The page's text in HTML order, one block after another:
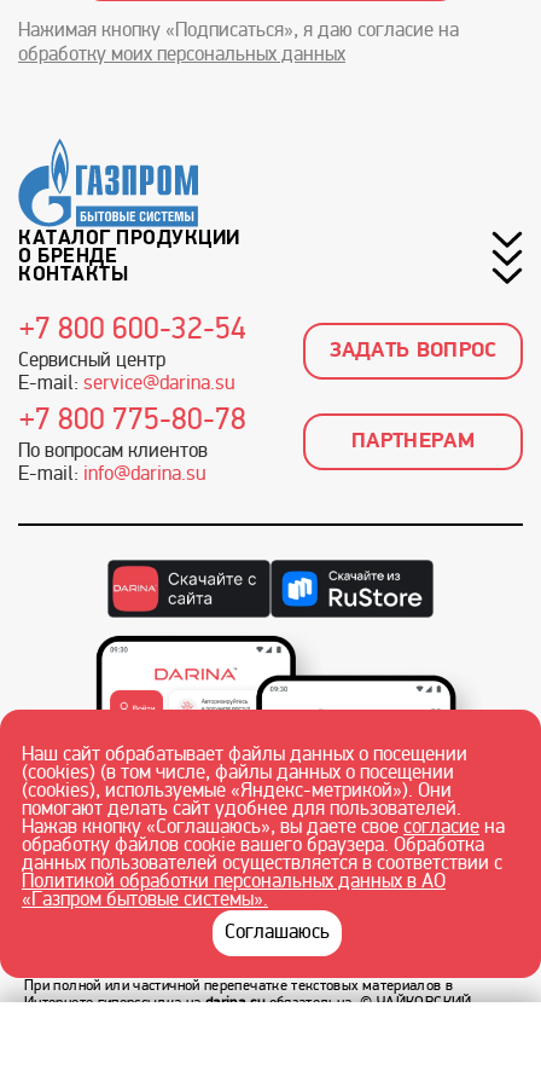
Нажимая кнопку «Подписаться», я даю согласие на
обработку моих персональных данных
КАТАЛОГ ПРОДУКЦИИ
О БРЕНДЕ
КОНТАКТЫ
+7 800 600-32-54
Сервисный центр
E-mail: service@darina.su
ЗАДАТЬ ВОПРОС
+7 800 775-80-78
По вопросам клиентов
E-mail: info@darina.su
ПАРТНЕРАМ
При полной или частичной перепечатке текстовых материалов в
Интернете гиперссылка наdarina.suобязательна.© ЧАЙКОВСКИЙ
Наш сайт обрабатывает файлы данных о посещении
(cookies) (в том числе, файлы данных о посещении
(cookies), используемые «Яндекс-метрикой»). Они
помогают делать сайт удобнее для пользователей.
Нажав кнопку «Соглашаюсь», вы даете свое согласие на
обработку файлов cookie вашего браузера. Обработка
данных пользователей осуществляется в соответствии с
Политикой обработки персональных данных в АО
«Газпром бытовые системы».
Соглашаюсь